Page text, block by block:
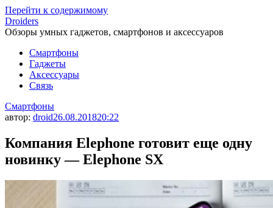
Перейти к содержимому
Droiders
Обзоры умных гаджетов, смартфонов и аксессуаров
Смартфоны
Гаджеты
Аксессуары
Связь
Смартфоны
автор: droid26.08.201820:22
Компания Elephone готовит еще одну
новинку — Elephone SX